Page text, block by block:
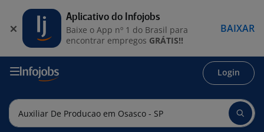
Login
Aplicativo do Infojobs
Baixe o App nº 1 do Brasil para
encontrar empregos GRÁTIS!!
BAIXAR